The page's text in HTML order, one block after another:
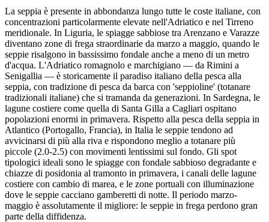
La seppia è presente in abbondanza lungo tutte le coste italiane, con
concentrazioni particolarmente elevate nell'Adriatico e nel Tirreno
meridionale. In Liguria, le spiagge sabbiose tra Arenzano e Varazze
diventano zone di frega straordinarie da marzo a maggio, quando le
seppie risalgono in bassissimo fondale anche a meno di un metro
d'acqua. L'Adriatico romagnolo e marchigiano — da Rimini a
Senigallia — è storicamente il paradiso italiano della pesca alla
seppia, con tradizione di pesca da barca con 'seppioline' (totanare
tradizionali italiane) che si tramanda da generazioni. In Sardegna, le
lagune costiere come quella di Santa Gilla a Cagliari ospitano
popolazioni enormi in primavera. Rispetto alla pesca della seppia in
Atlantico (Portogallo, Francia), in Italia le seppie tendono ad
avvicinarsi di più alla riva e rispondono meglio a totanare più
piccole (2.0-2.5) con movimenti lentissimi sul fondo. Gli spot
tipologici ideali sono le spiagge con fondale sabbioso degradante e
chiazze di posidonia al tramonto in primavera, i canali delle lagune
costiere con cambio di marea, e le zone portuali con illuminazione
dove le seppie cacciano gamberetti di notte. Il periodo marzo-
maggio è assolutamente il migliore: le seppie in frega perdono gran
parte della diffidenza.